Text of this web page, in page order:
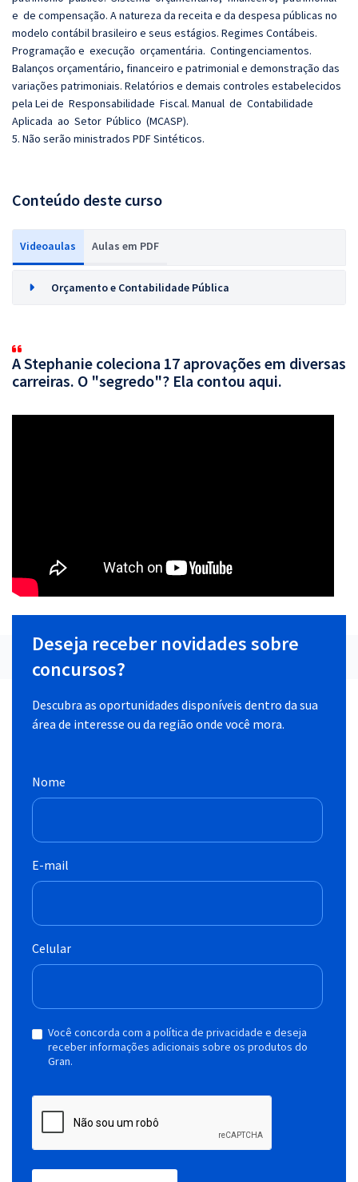
e de compensação. A natureza da receita e da despesa públicas no
modelo contábil brasileiro e seus estágios. Regimes Contábeis.
Programação e execução orçamentária. Contingenciamentos.
Balanços orçamentário, financeiro e patrimonial e demonstração das
variações patrimoniais. Relatórios e demais controles estabelecidos
pela Lei de Responsabilidade Fiscal. Manual de Contabilidade
Aplicada ao Setor Público (MCASP).
5. Não serão ministrados PDF Sintéticos.
Conteúdo deste curso
Videoaulas Aulas em PDF
Orçamento e Contabilidade Pública
A Stephanie coleciona 17 aprovações em diversas
carreiras. O "segredo"? Ela contou aqui.
Deseja receber novidades sobre
concursos?
Descubra as oportunidades disponíveis dentro da sua
área de interesse ou da região onde você mora.
Nome
E-mail
Celular
Você concorda com a política de privacidade e deseja
receber informações adicionais sobre os produtos do
Gran.